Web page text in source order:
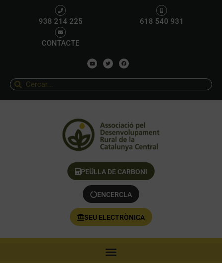
938 214 225 618 540 931
CONTACTE
PEÜLLA DE CARBONI
ENCERCLA
SEU ELECTRÒNICA